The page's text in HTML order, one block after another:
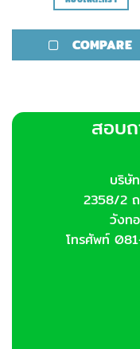
COMPARE
สอบ
บริษั
2358/2
วังท
โทรศัพท์